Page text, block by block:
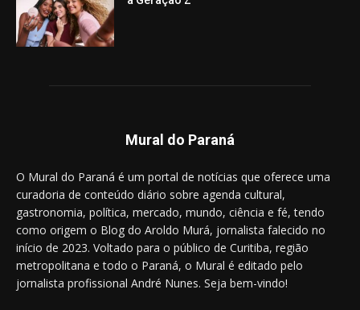
Mural do Paraná
O Mural do Paraná é um portal de notícias que oferece uma
curadoria de conteúdo diário sobre agenda cultural,
gastronomia, política, mercado, mundo, ciência e fé, tendo
como origem o Blog do Aroldo Murá, jornalista falecido no
início de 2023. Voltado para o público de Curitiba, região
metropolitana e todo o Paraná, o Mural é editado pelo
jornalista profissional André Nunes. Seja bem-vindo!